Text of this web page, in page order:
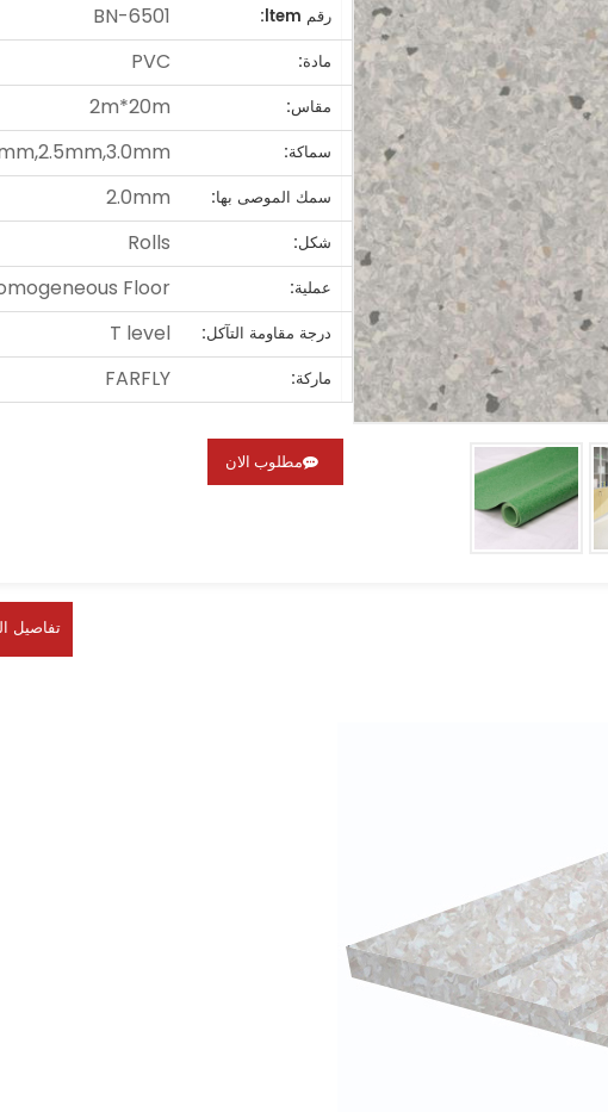
رقم ltem: BN-6501
مادة: PVC
مقاس: 2m*20m
سماكة:
سمك الموصى بها: 2.0mm
شكل: Rolls
عملية: Floor
درجة مقاومة التآكل: T level
ماركة: FARFLY
مطلوب الان
تفاصيل